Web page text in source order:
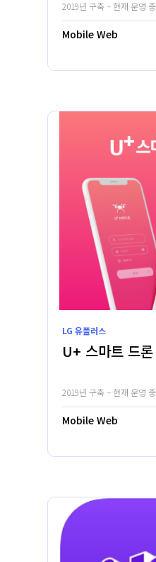
2019년 구축 ~ 현재 운영 중
Mobile Web
LG 유플러스
U+ 스마트 드론
2019년 구축 ~ 현재 운영 중
Mobile Web